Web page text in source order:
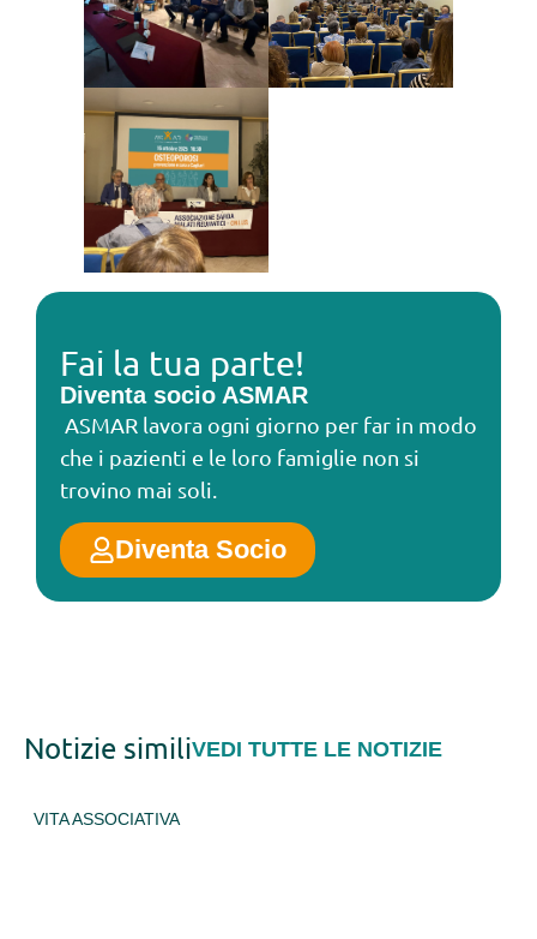
Fai la tua parte!
Diventa socio ASMAR
ASMAR lavora ogni giorno per far in modo
che i pazienti e le loro famiglie non si
trovino mai soli.
Diventa Socio
Notizie similiVEDI TUTTE LE NOTIZIE